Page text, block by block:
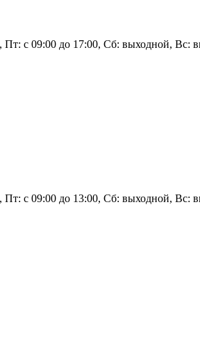
с 09:00 до 17:00, Сб: выходной, Вс:
Пт: с 09:00 до 13:00, Сб: выходной, Вс: